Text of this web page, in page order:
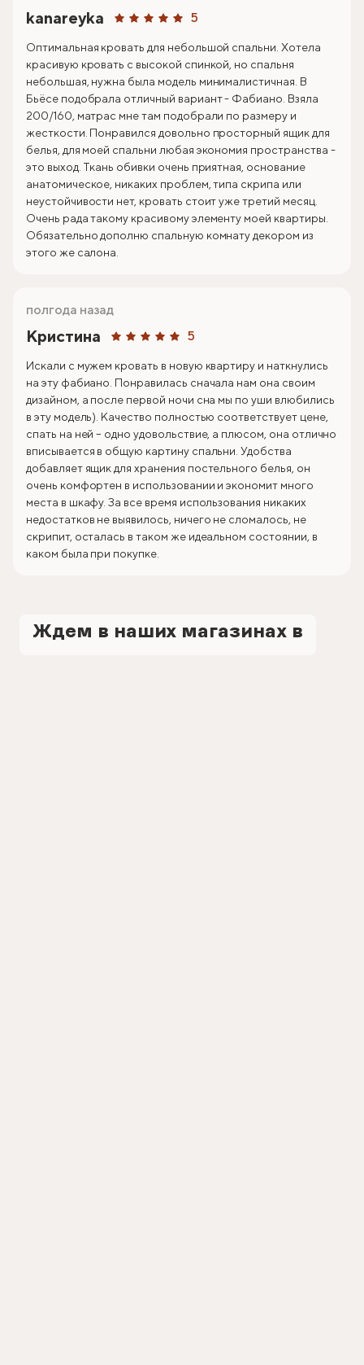
kanareyka 5
Оптимальная кровать для небольшой спальни. Хотела
красивую кровать с высокой спинкой, но спальня
небольшая, нужна была модель минималистичная. В
Бьёсе подобрала отличный вариант - Фабиано. Взяла
200/160, матрас мне там подобрали по размеру и
жесткости. Понравился довольно просторный ящик для
белья, для моей спальни любая экономия пространства -
это выход. Ткань обивки очень приятная, основание
анатомическое, никаких проблем, типа скрипа или
неустойчивости нет, кровать стоит уже третий месяц.
Очень рада такому красивому элементу моей квартиры.
Обязательно дополню спальную комнату декором из
этого же салона.
Кристина 5
полгода назад
Искали с мужем кровать в новую квартиру и наткнулись
на эту фабиано. Понравилась сначала нам она своим
дизайном, а после первой ночи сна мы по уши влюбились
в эту модель). Качество полностью соответствует цене,
спать на ней – одно удовольствие, а плюсом, она отлично
вписывается в общую картину спальни. Удобства
добавляет ящик для хранения постельного белья, он
очень комфортен в использовании и экономит много
места в шкафу. За все время использования никаких
недостатков не выявилось, ничего не сломалось, не
скрипит, осталась в таком же идеальном состоянии, в
каком была при покупке.
Ждем в наших магазинах в